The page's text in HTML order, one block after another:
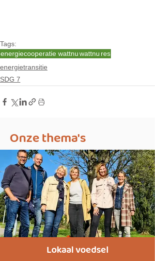
Tags:
energiecooperatie wattnuwattnu res
energietransitie
SDG 7
Onze thema's
Lokaal voedsel